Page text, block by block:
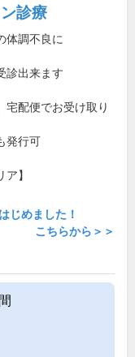
診療
体調不良に
診出来ます
宅配便でお受け取り
発行可
】
じめました！
こちらから＞＞